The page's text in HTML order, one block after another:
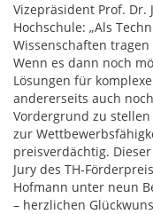
Vizepräsident Prof.
Hochschule: „Als
Wissenschaften
Wenn es dann noch
Lösungen für
andererseits auch
Vordergrund zu
zur
preisverdächtig.
Jury des TH-
Hofmann unter neun
– herzlichen